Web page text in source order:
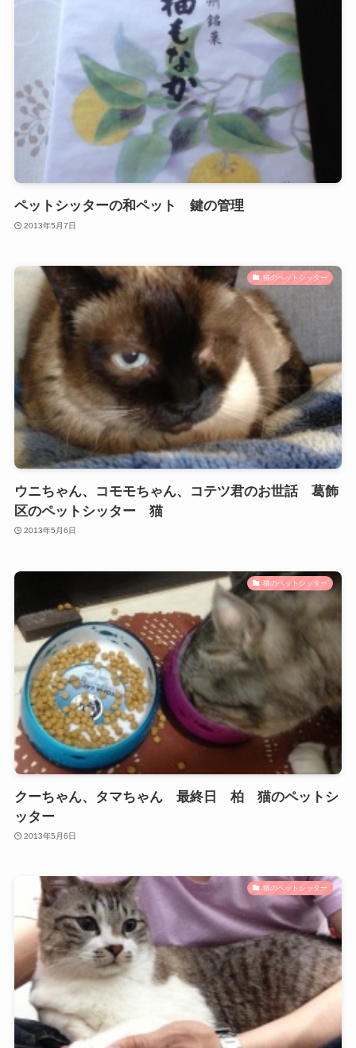
ペットシッターの和ペット 鍵の管理
2013年5月7日
猫のペットシッター
ウニちゃん、コモモちゃん、コテツ君のお世話 葛飾
区のペットシッター 猫
2013年5月6日
猫のペットシッター
クーちゃん、タマちゃん 最終日 柏 猫のペットシ
ッター
2013年5月6日
猫のペットシッター